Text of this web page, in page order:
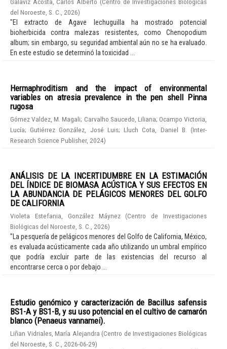
del Noroeste, S. C.
2026)
"El extracto de Agave lechuguilla ha mostrado potencial
bioherbicida contra malezas resistentes, como Chenopodium
album; sin embargo, su seguridad ambiental aún no se ha evaluado.
En este estudio se determinó la toxicidad ...
Hermaphroditism and the impact of environmental
variables on atresia prevalence in the pen shell Pinna
rugosa
Gómez Valdez, M. Magali; Carvalho Saucedo, Liliana; Ocampo Victoria,
Lucía;Gutiérrez González, José Luis;Lluch Cota, Daniel B. (Inter-
Research Science Publisher, 2024)
ANÁLISIS DE LA INCERTIDUMBRE EN LA ESTIMACIÓN
DEL ÍNDICE DE BIOMASA ACÚSTICA Y SUS EFECTOS EN
LA ABUNDANCIA DE PELÁGICOS MENORES DEL GOLFO
DE CALIFORNIA
Violeta Estefania, González Máynez (Centro de Investigaciones
Biológicas del Noroeste, S. C.
2026)
"La pesquería de pelágicos menores del Golfo de California, México,
es evaluada acústicamente cada año utilizando un umbral empírico
que podría excluir parte de las existencias del recurso al
encontrarse cerca o por debajo ...
Estudio genómico y caracterización de Bacillus safensis
BS1-A y BS1-B, y su uso potencial en el cultivo de camarón
blanco (Penaeus vannamei).
Liñan Vidriales, María Alejandra (Centro de Investigaciones Biológicas
del Noroeste, S. C.
2026-06-29)